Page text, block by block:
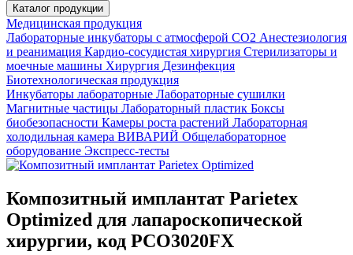
Каталог продукции
Медицинская продукция
Лабораторные инкубаторы с атмосферой CO2 Анестезиология
и реанимация Кардио-сосудистая хирургия Стерилизаторы и
моечные машины Хирургия Дезинфекция
Биотехнологическая продукция
Инкубаторы лабораторные Лабораторные сушилки
Магнитные частицы Лабораторный пластик Боксы
биобезопасности Камеры роста растений Лабораторная
холодильная камера ВИВАРИЙ Общелабораторное
оборудование Экспресс-тесты
Композитный имплантат Parietex
Optimized для лапароскопической
хирургии, код PCO3020FX